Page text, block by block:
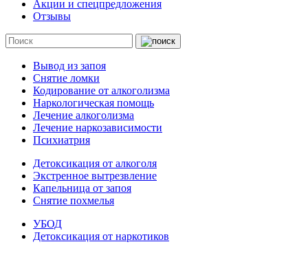
Акции и спецпредложения
Отзывы
Вывод из запоя
Снятие ломки
Кодирование от алкоголизма
Наркологическая помощь
Лечение алкоголизма
Лечение наркозависимости
Психиатрия
Детоксикация от алкоголя
Экстренное вытрезвление
Капельница от запоя
Снятие похмелья
УБОД
Детоксикация от наркотиков